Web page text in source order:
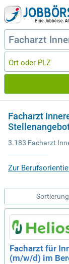
Facharzt
3.183 Facharzt
Zur
Sortierung
Facharzt für
(m/w/d) im